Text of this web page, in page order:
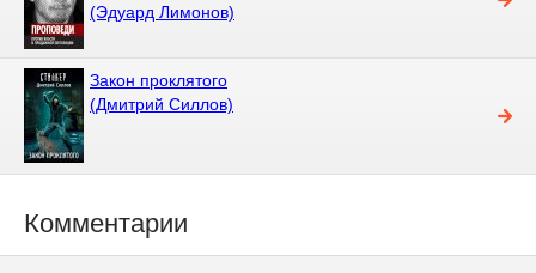
(Эдуард Лимонов)
Закон проклятого
(Дмитрий Силлов)
Комментарии